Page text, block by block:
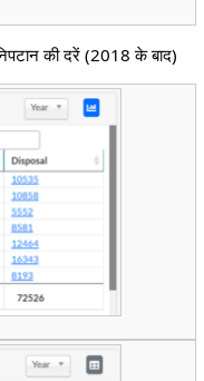
की दरें (2018 के बाद)